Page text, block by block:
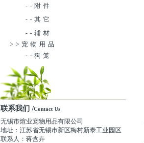
--附件
--其它
--辅材
>>宠物用品
--狗笼
联系我们 /Contact Us
无锡市煊业宠物用品有限公司
地址：江苏省无锡市新区梅村新泰工业园区
联系人：蒋含卉